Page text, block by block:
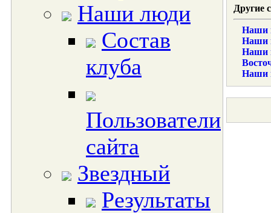
Наши люди
Состав
клуба
Пользователи
сайта
Звездный
Результаты
Другие
Наши
Наши
Наши
Наши